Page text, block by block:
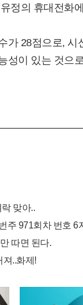
정의 휴대전화
가 28점으로,
성이 있는 것으
맞아..
주 971회차 번호 6
따면 된다.
져..화제!